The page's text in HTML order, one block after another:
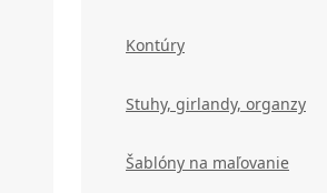
Kontúry
Stuhy, girlandy, organzy
Šablóny na maľovanie